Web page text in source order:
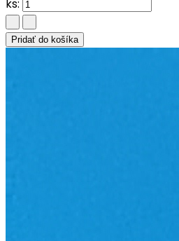
ks:
Pridať do košíka